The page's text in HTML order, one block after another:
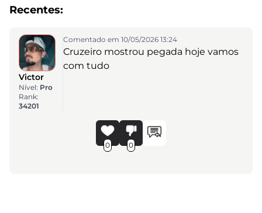
Recentes:
Victor
Nível: Pro
Rank:
34201
Comentado em 10/05/2026 13:24
Cruzeiro mostrou pegada hoje vamos
com tudo
0 0